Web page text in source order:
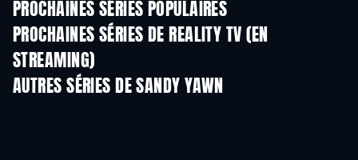
PROCHAINES SÉRIES POPULAIRES
Série Série
PROCHAINES SÉRIES DE REALITY TV (EN
STREAMING)Saison 3
AUTRES SÉRIES DE SANDY YAWN
Série